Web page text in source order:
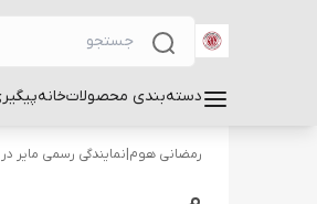
دسته‌بندی محصولاتخانه
رمضانی هوم|نمایندگی رسمی مایر در